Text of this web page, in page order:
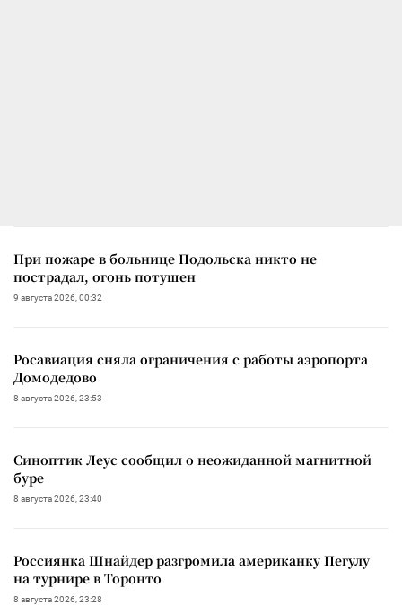
При пожаре в больнице Подольска никто не
пострадал, огонь потушен
9 августа 2026, 00:32
Росавиация сняла ограничения с работы аэропорта
Домодедово
8 августа 2026, 23:53
Синоптик Леус сообщил о неожиданной магнитной
буре
8 августа 2026, 23:40
Россиянка Шнайдер разгромила американку Пегулу
на турнире в Торонто
8 августа 2026, 23:28